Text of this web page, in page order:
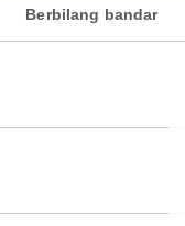
Berbilang bandar